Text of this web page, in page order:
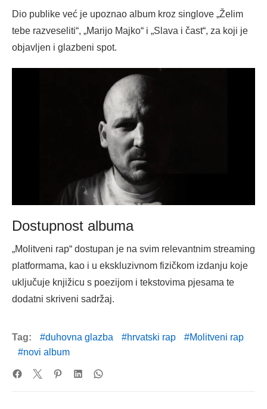
Dio publike već je upoznao album kroz singlove „Želim
tebe razveseliti“, „Marijo Majko“ i „Slava i čast“, za koji je
objavljen i glazbeni spot.
Dostupnost albuma
„Molitveni rap“ dostupan je na svim relevantnim streaming
platformama, kao i u ekskluzivnom fizičkom izdanju koje
uključuje knjižicu s poezijom i tekstovima pjesama te
dodatni skriveni sadržaj.
Tag: duhovna glazba hrvatski rap
Molitveni rap
novi album